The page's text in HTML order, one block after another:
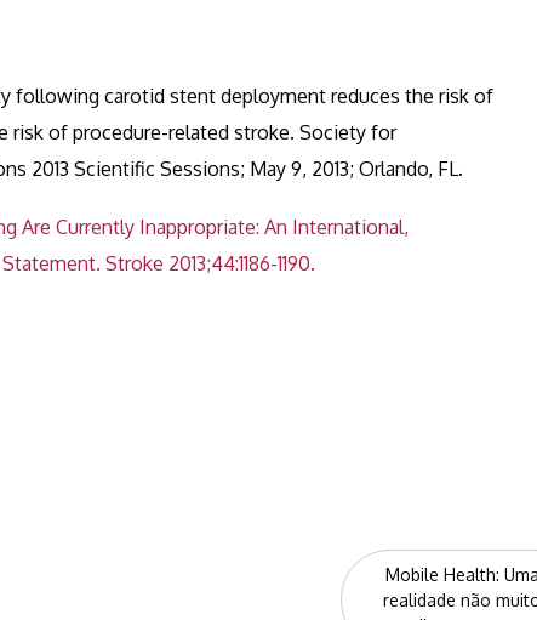
following carotid stent deployment reduces the risk of
risk of procedure-related stroke. Society for
2013 Scientific Sessions; May 9, 2013; Orlando, FL.
Are Currently Inappropriate: An International,
Stroke 2013;44:1186-1190.
Mobile Health: Uma
realidade não